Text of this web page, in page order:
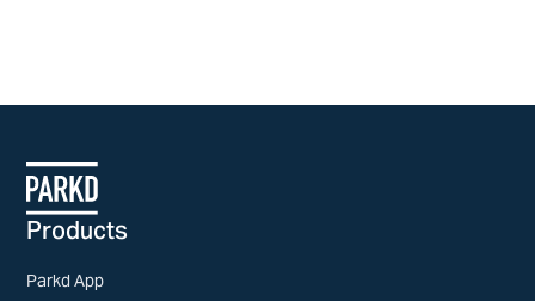
Products
Parkd App